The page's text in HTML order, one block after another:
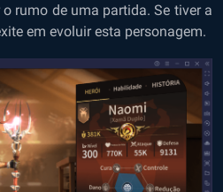
rumo de uma partida. Se tiver a
em evoluir esta personagem.